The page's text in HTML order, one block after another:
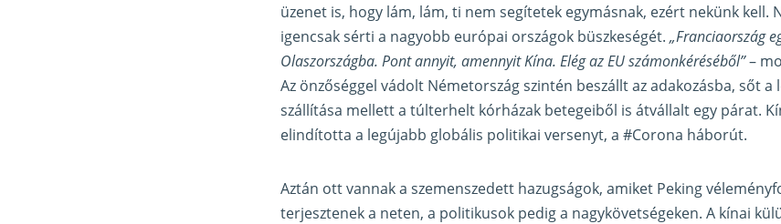
üzenet is, hogy lám, lám, ti nem segítetek egymásnak, ezért nekünk kell.
igencsak sérti a nagyobb európai országok büszkeségét. „Franciaország
Olaszországba. Pont annyit, amennyit Kína. Elég az EU számonkéréséből”–
Az önzőséggel vádolt Németország szintén beszállt az adakozásba, sőt a
szállítása mellett a túlterhelt kórházak betegeiből is átvállalt egy párat.
elindította a legújabb globális politikai versenyt, a #Corona háborút.
Aztán ott vannak a szemenszedett hazugságok, amiket Peking
terjesztenek a neten, a politikusok pedig a nagykövetségeken. A kínai